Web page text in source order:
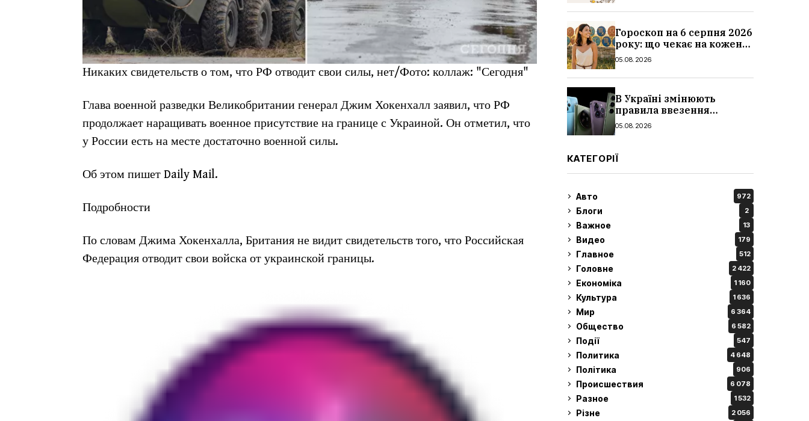
Никаких свидетельств о том, что РФ отводит свои силы, нет/Фото: коллаж: "Сегодня"
Глава военной разведки Великобритании генерал Джим Хокенхалл заявил, что РФ
продолжает наращивать военное присутствие на границе с Украиной. Он отметил, что
у России есть на месте достаточно военной силы.
Об этом пишет Daily Mail.
Подробности
По словам Джима Хокенхалла, Британия не видит свидетельств того, что Российская
Федерация отводит свои войска от украинской границы.
прозі
Гороскоп на 6 серпня 2026
року: що чекає на кожен
знак зодіаку
05.08.2026
В Україні змінюють
правила ввезення
смартфонів: що буде з
05.08.2026
КАТЕГОРІЇ
Авто 972
Блоги 2
Важное 13
Видео 179
Главное 512
Головне 2 422
Економіка 1 160
Культура 1 636
Мир 6 364
Общество 6 582
Події 547
Политика 4 648
Політика 906
Происшествия 6 078
Разное 1 532
Різне 2 056